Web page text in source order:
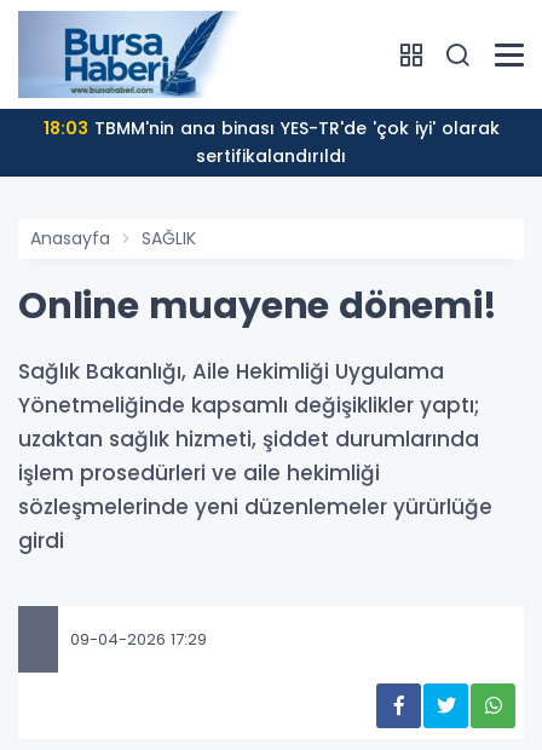
18:03
sertifikalandırıldı
Anasayfa SAĞLIK
Online muayene dönemi!
Sağlık Bakanlığı, Aile Hekimliği Uygulama
Yönetmeliğinde kapsamlı değişiklikler yaptı;
uzaktan sağlık hizmeti, şiddet durumlarında
işlem prosedürleri ve aile hekimliği
sözleşmelerinde yeni düzenlemeler yürürlüğe
girdi
09-04-2026 17:29